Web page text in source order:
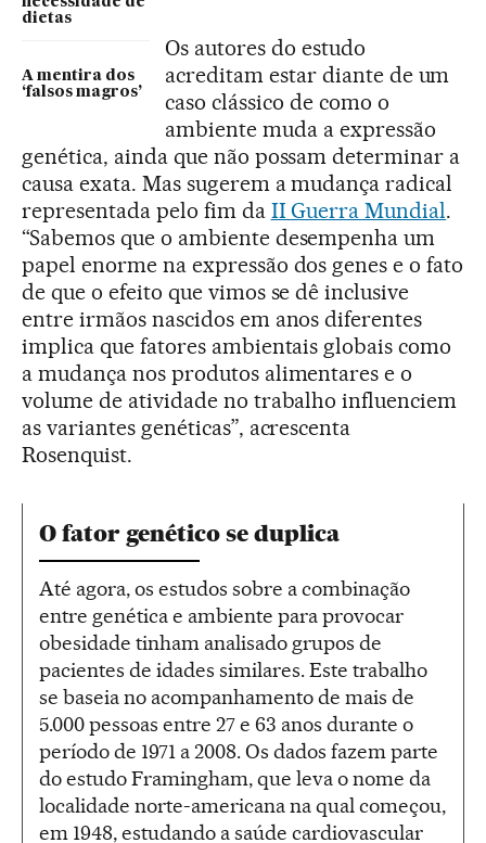
dietas
A mentira dos
‘falsos magros’
Os autores do estudo
acreditam estar diante de um
caso clássico de como o
ambiente muda a expressão
genética, ainda que não possam determinar a
causa exata. Mas sugerem a mudança radical
representada pelo fim da II Guerra Mundial.
“Sabemos que o ambiente desempenha um
papel enorme na expressão dos genes e o fato
de que o efeito que vimos se dê inclusive
entre irmãos nascidos em anos diferentes
implica que fatores ambientais globais como
a mudança nos produtos alimentares e o
volume de atividade no trabalho influenciem
as variantes genéticas”, acrescenta
Rosenquist.
O fator genético se duplica
Até agora, os estudos sobre a combinação
entre genética e ambiente para provocar
obesidade tinham analisado grupos de
pacientes de idades similares. Este trabalho
se baseia no acompanhamento de mais de
5.000 pessoas entre 27 e 63 anos durante o
período de 1971 a 2008. Os dados fazem parte
do estudo Framingham, que leva o nome da
localidade norte-americana na qual começou,
em 1948, estudando a saúde cardiovascular